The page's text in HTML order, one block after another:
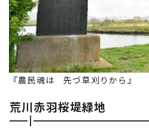
『農民魂は 先づ草刈りから』
荒川赤羽桜堤緑地